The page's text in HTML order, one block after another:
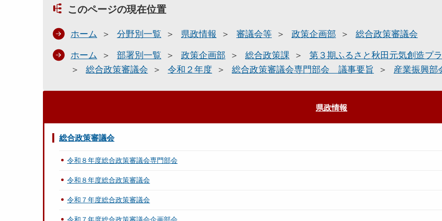
このページの現在位置
ホーム 分野別一覧 県政情報 審議会等 政策企画部 総合政策審議会
ホーム 部署別一覧 政策企画部 総合政策課
第３期ふるさと秋田元気創造プ
総合政策審議会
令和２年度 総合政策審議会専門部会 議事要旨 産業振興部
県政情報
総合政策審議会
令和８年度総合政策審議会専門部会
令和８年度総合政策審議会
令和７年度総合政策審議会